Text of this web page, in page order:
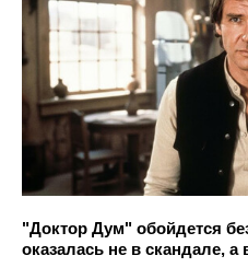
"Доктор Дум" обойдется
оказалась не в скандале, а